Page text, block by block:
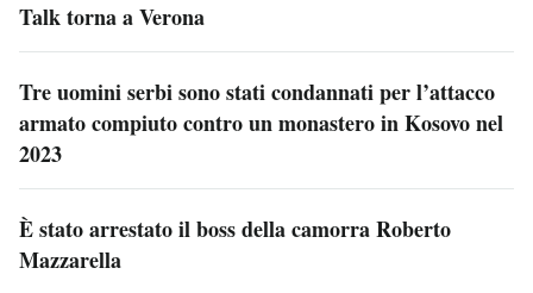
Talk torna a Verona
Tre uomini serbi sono stati condannati per l’attacco
armato compiuto contro un monastero in Kosovo nel
2023
È stato arrestato il boss della camorra Roberto
Mazzarella